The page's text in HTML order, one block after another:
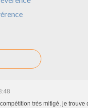
très mitigé, je